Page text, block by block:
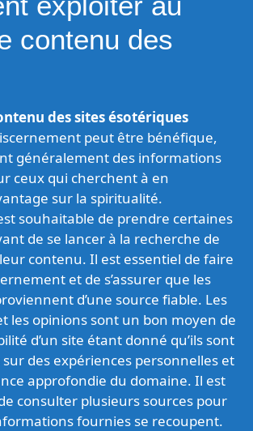
contenu des
des sites ésotériques
peut être bénéfique,
généralement des informations
ceux qui cherchent à en
sur la spiritualité.
souhaitable de prendre certaines
de se lancer à la recherche de
contenu. Il est essentiel de faire
et de s’assurer que les
d’une source fiable. Les
les opinions sont un bon moyen de
d’un site étant donné qu’ils sont
des expériences personnelles et
approfondie du domaine. Il est
consulter plusieurs sources pour
fournies se recoupent.